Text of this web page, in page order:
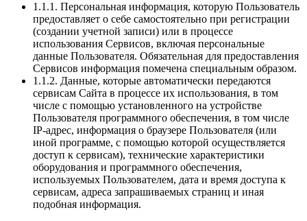
1.1.1. Персональная информация, которую Пользователь
предоставляет о себе самостоятельно при регистрации
(создании учетной записи) или в процессе
использования Сервисов, включая персональные
данные Пользователя. Обязательная для предоставления
Сервисов информация помечена специальным образом.
1.1.2. Данные, которые автоматически передаются
сервисам Сайта в процессе их использования, в том
числе с помощью установленного на устройстве
Пользователя программного обеспечения, в том числе
IP-адрес, информация о браузере Пользователя (или
иной программе, с помощью которой осуществляется
доступ к сервисам), технические характеристики
оборудования и программного обеспечения,
используемых Пользователем, дата и время доступа к
сервисам, адреса запрашиваемых страниц и иная
подобная информация.